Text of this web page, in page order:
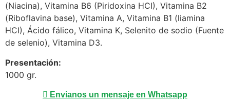
(Niacina), Vitamina B6 (Piridoxina HCI), Vitamina B2
(Riboflavina base), Vitamina A, Vitamina B1 (liamina
HCI), Ácido fálico, Vitamina K, Selenito de sodio (Fuente
de selenio), Vitamina D3.
Presentación:
1000 gr.
Envianos un mensaje en Whatsapp